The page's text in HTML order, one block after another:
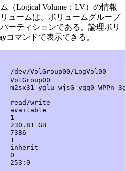
（Logical Volume：LV）の情報
ュームは、ボリュームグループ
ーティションである。論理ボリ
コマンドで表示できる。
LogVol00
wjsG-yqq0-WPPn-
write
GB
1
0